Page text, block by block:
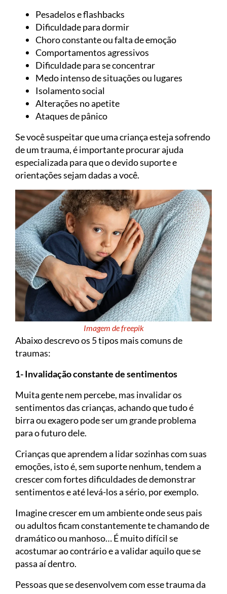
Pesadelos e flashbacks
Dificuldade para dormir
Choro constante ou falta de emoção
Comportamentos agressivos
Dificuldade para se concentrar
Medo intenso de situações ou lugares
Isolamento social
Alterações no apetite
Ataques de pânico
Se você suspeitar que uma criança esteja sofrendo
de um trauma, é importante procurar ajuda
especializada para que o devido suporte e
orientações sejam dadas a você.
Imagem de freepik
Abaixo descrevo os 5 tipos mais comuns de
traumas:
1- Invalidação constante de sentimentos
Muita gente nem percebe, mas invalidar os
sentimentos das crianças, achando que tudo é
birra ou exagero pode ser um grande problema
para o futuro dele.
Crianças que aprendem a lidar sozinhas com suas
emoções, isto é, sem suporte nenhum, tendem a
crescer com fortes dificuldades de demonstrar
sentimentos e até levá-los a sério, por exemplo.
Imagine crescer em um ambiente onde seus pais
ou adultos ficam constantemente te chamando de
dramático ou manhoso… É muito difícil se
acostumar ao contrário e a validar aquilo que se
passa aí dentro.
Pessoas que se desenvolvem com esse trauma da